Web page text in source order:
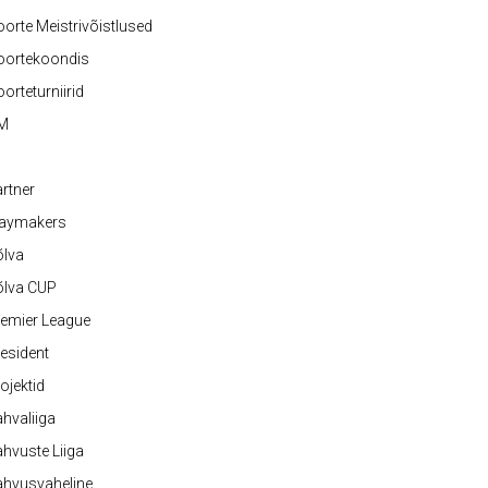
Meistrivõistlused
CUP
League
Liiga